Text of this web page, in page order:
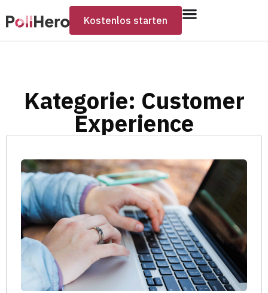
Kostenlos starten
Kategorie: Customer
Experience